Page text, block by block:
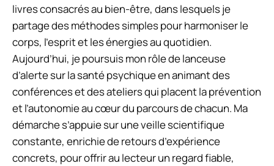
livres consacrés au bien-être, dans lesquels je
partage des méthodes simples pour harmoniser le
corps, l’esprit et les énergies au quotidien.
Aujourd’hui, je poursuis mon rôle de lanceuse
d’alerte sur la santé psychique en animant des
conférences et des ateliers qui placent la prévention
et l’autonomie au cœur du parcours de chacun. Ma
démarche s’appuie sur une veille scientifique
constante, enrichie de retours d’expérience
concrets, pour offrir au lecteur un regard fiable,